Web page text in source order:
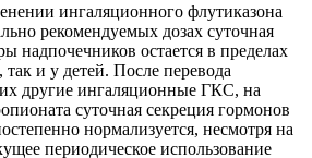
ингаляционного флутиказона
рекомендуемых дозах суточная
надпочечников остается в пределах
и у детей. После перевода
другие ингаляционные ГКС, на
суточная секреция гормонов
нормализуется, несмотря на
периодическое использование